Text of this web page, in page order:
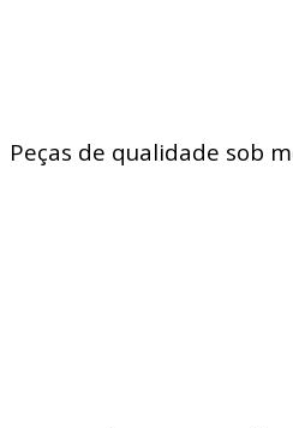
Peças de qualidade sob